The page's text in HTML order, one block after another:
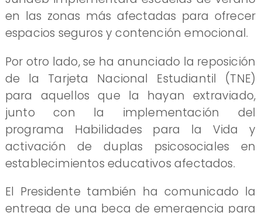
en las zonas más afectadas para ofrecer
espacios seguros y contención emocional.
Por otro lado, se ha anunciado la reposición
de la Tarjeta Nacional Estudiantil (TNE)
para aquellos que la hayan extraviado,
junto con la implementación del
programa Habilidades para la Vida y
activación de duplas psicosociales en
establecimientos educativos afectados.
El Presidente también ha comunicado la
entrega de una beca de emergencia para